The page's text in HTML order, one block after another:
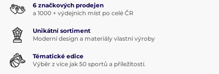
6 značkových prodejen
a 1000 + výdejních míst po celé ČR
Unikátní sortiment
Moderní design a materiály vlastní výroby
Tématické edice
Výběr z více jak 50 sportů a příležitostí.